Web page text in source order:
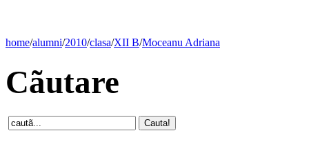
home/alumni/2010/clasa/XII B/Moceanu Adriana
Cãutare